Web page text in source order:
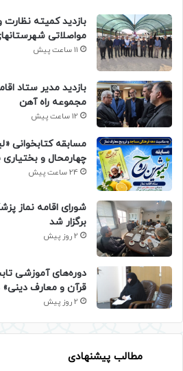
بازدید کمیته نظارت
مواصلاتی
11 ساعت پیش
بازدید مدیر ستاد
مجموعه راه آهن
12 ساعت پیش
مسابقه کتابخوانی
چهارمحال و بختیاری
24 ساعت پیش
شورای اقامه نماز
برگزار شد
2 روز پیش
دوره‌های آموزشی
قرآن و معارف دینی»
2 روز پیش
مطالب پیشنهادی